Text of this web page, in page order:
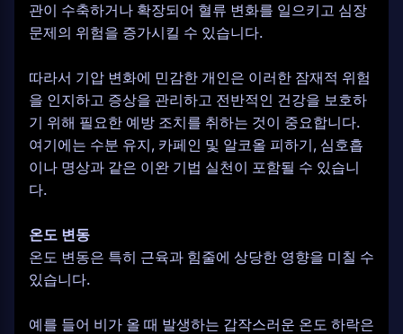
관이 수축하거나 확장되어 혈류 변화를 일으키고 심장
문제의 위험을 증가시킬 수 있습니다.
따라서 기압 변화에 민감한 개인은 이러한 잠재적 위험
을 인지하고 증상을 관리하고 전반적인 건강을 보호하
기 위해 필요한 예방 조치를 취하는 것이 중요합니다.
여기에는 수분 유지, 카페인 및 알코올 피하기, 심호흡
이나 명상과 같은 이완 기법 실천이 포함될 수 있습니
다.
온도 변동
온도 변동은 특히 근육과 힘줄에 상당한 영향을 미칠 수
있습니다.
예를 들어 비가 올 때 발생하는 갑작스러운 온도 하락은